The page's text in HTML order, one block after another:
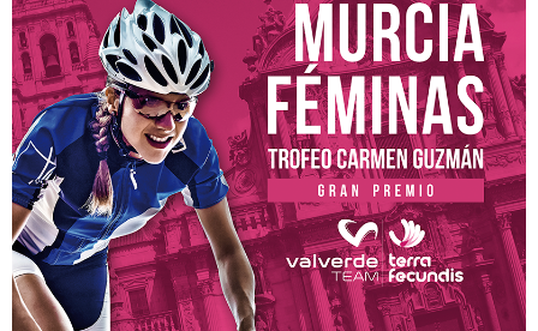
Participantes
Equipos
MOVISTAR TEAM WOMEN
SELECCIÓN MURCIANA
BIZKAYA DURANGO EUSKADI MURIAS
FRIGORIFICOS COSTA BRAVA
CATEMA CAT
RETELEC ATHENEA
NAFARROA ERMITAGAÑA